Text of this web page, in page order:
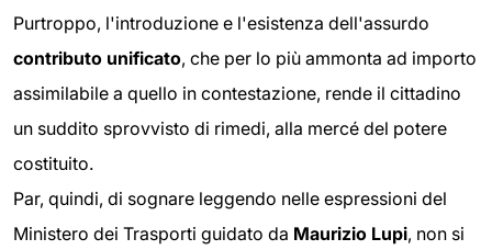
Purtroppo, l'introduzione e l'esistenza dell'assurdo
contributo unificato, che per lo più ammonta ad importo
assimilabile a quello in contestazione, rende il cittadino
un suddito sprovvisto di rimedi, alla mercé del potere
costituito.
Par, quindi, di sognare leggendo nelle espressioni del
Ministero dei Trasporti guidato da Maurizio Lupi, non si